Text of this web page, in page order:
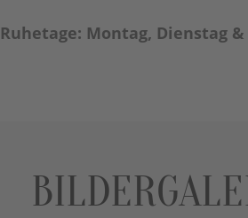
Ruhetage: Montag, Dienstag